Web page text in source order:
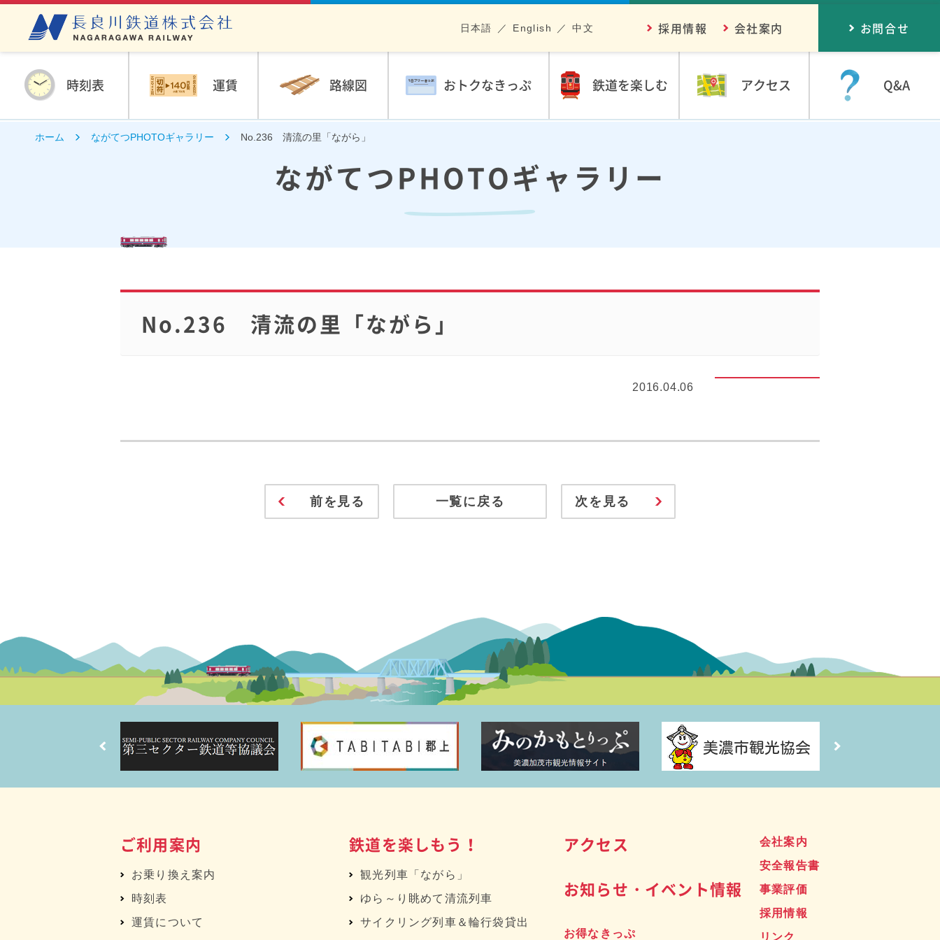
時刻表 運賃 路線図 おトクなきっぷ 鉄道を楽しむ アクセス Q&A
採用情報 会社案内
日本語 English 中文 お問合せ
ホーム ながてつPHOTOギャラリー No.236 清流の里「ながら」
ながてつPHOTOギャラリー
No.236 清流の里「ながら」
2016.04.06
前を見る 一覧に戻る 次を見る
ご利用案内
お乗り換え案内
時刻表
運賃について
鉄道を楽しもう！
観光列車「ながら」
ゆら～り眺めて清流列車
サイクリング列車＆輪行袋貸出
アクセス
お知らせ・イベント情報
お得なきっぷ
会社案内
安全報告書
事業評価
採用情報
リンク